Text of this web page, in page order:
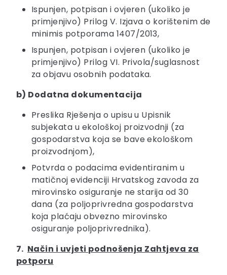
Ispunjen, potpisan i ovjeren (ukoliko je
primjenjivo) Prilog V. Izjava o korištenim de
minimis potporama 1407/2013,
Ispunjen, potpisan i ovjeren (ukoliko je
primjenjivo) Prilog VI. Privola/suglasnost
za objavu osobnih podataka.
b) Dodatna dokumentacija
Preslika Rješenja o upisu u Upisnik
subjekata u ekološkoj proizvodnji (za
gospodarstva koja se bave ekološkom
proizvodnjom),
Potvrda o podacima evidentiranim u
matičnoj evidenciji Hrvatskog zavoda za
mirovinsko osiguranje ne starija od 30
dana (za poljoprivredna gospodarstva
koja plaćaju obvezno mirovinsko
osiguranje poljoprivrednika).
7. Način i uvjeti podnošenja Zahtjeva za
potporu